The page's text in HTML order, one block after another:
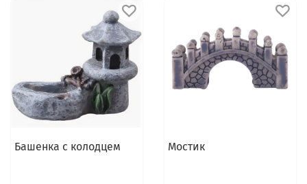
Башенка с колодцем Мостик